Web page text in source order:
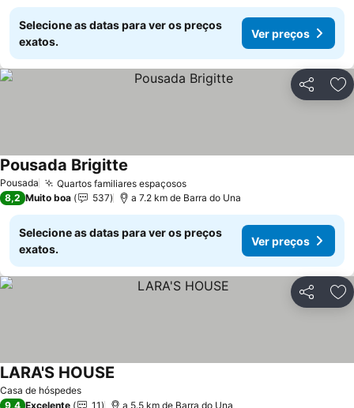
Selecione as datas para ver os preços
exatos.
Ver preços
Partilhar
Pousada Quartos familiares espaçosos
Pousada Brigitte
8,2 Muito boa 537 a 7.2 km de Barra do Una
Selecione as datas para ver os preços
exatos.
Ver preços
Partilhar
Casa de hóspedes
LARA'S HOUSE
9,4 Excelente 11 a 5.5 km de Barra do Una